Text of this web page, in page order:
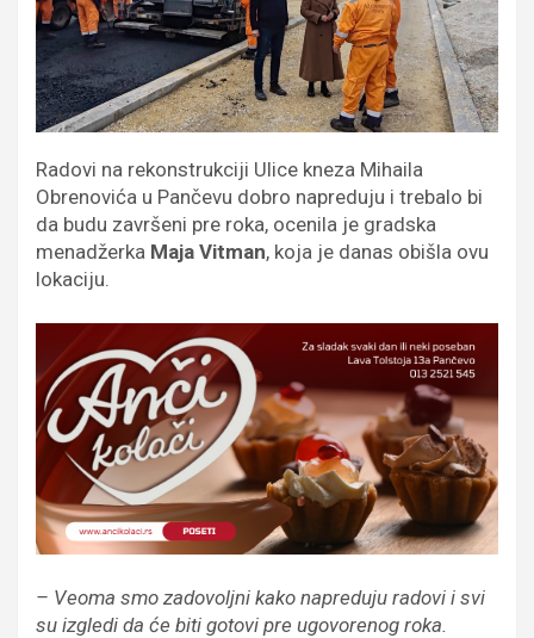
Radovi na rekonstrukciji Ulice kneza Mihaila
Obrenovića u Pančevu dobro napreduju i trebalo bi
da budu završeni pre roka, ocenila je gradska
menadžerka Maja Vitman, koja je danas obišla ovu
lokaciju.
– Veoma smo zadovoljni kako napreduju radovi i svi
su izgledi da će biti gotovi pre ugovorenog roka.